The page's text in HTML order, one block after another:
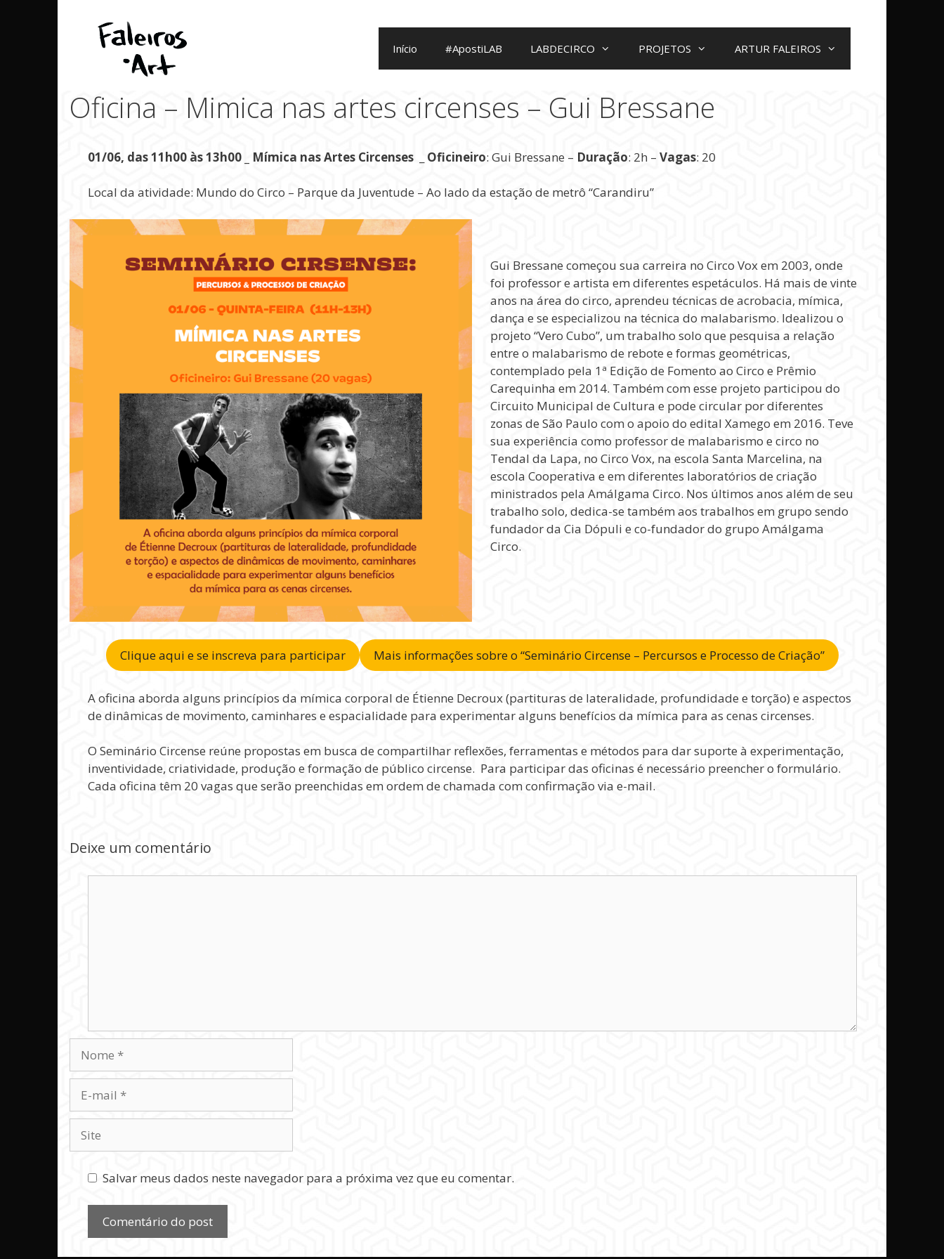
Início #ApostiLAB LABDECIRCO PROJETOS ARTUR FALEIROS
Oficina – Mimica nas artes circenses – Gui Bressane
01/06, das 11h00 às 13h00 _ Mímica nas Artes Circenses Oficineiro: Gui Bressane – Duração: 2h – Vagas: 20
Local da atividade: Mundo do Circo – Parque da Juventude – Ao lado da estação de metrô “Carandiru”
Gui Bressane começou sua carreira no Circo Vox em 2003, onde
foi professor e artista em diferentes espetáculos. Há mais de vinte
anos na área do circo, aprendeu técnicas de acrobacia, mímica,
dança e se especializou na técnica do malabarismo. Idealizou o
projeto “Vero Cubo”, um trabalho solo que pesquisa a relação
entre o malabarismo de rebote e formas geométricas,
contemplado pela 1ª Edição de Fomento ao Circo e Prêmio
Carequinha em 2014. Também com esse projeto participou do
Circuito Municipal de Cultura e pode circular por diferentes
zonas de São Paulo com o apoio do edital Xamego em 2016. Teve
sua experiência como professor de malabarismo e circo no
Tendal da Lapa, no Circo Vox, na escola Santa Marcelina, na
escola Cooperativa e em diferentes laboratórios de criação
ministrados pela Amálgama Circo. Nos últimos anos além de seu
trabalho solo, dedica-se também aos trabalhos em grupo sendo
fundador da Cia Dópuli e co-fundador do grupo Amálgama
Circo.
Clique aqui e se inscreva para participar Mais informações sobre o “Seminário Circense – Percursos e Processo de Criação”
A oficina aborda alguns princípios da mímica corporal de Étienne Decroux (partituras de lateralidade, profundidade e torção) e aspectos
de dinâmicas de movimento, caminhares e espacialidade para experimentar alguns benefícios da mímica para as cenas circenses.
O Seminário Circense reúne propostas em busca de compartilhar reflexões, ferramentas e métodos para dar suporte à experimentação,
inventividade, criatividade, produção e formação de público circense. Para participar das oficinas é necessário preencher o formulário.
Cada oficina têm 20 vagas que serão preenchidas em ordem de chamada com confirmação via e-mail.
Deixe um comentário
mail
Salvar meus dados neste navegador para a próxima vez que eu comentar.